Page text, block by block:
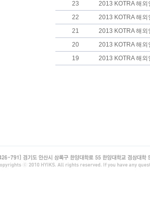
23
2013 KOTRA 해
22
2013 KOTRA 해
21
2013 KOTRA 해
20
2013 KOTRA 해
19
2013 KOTRA 해외